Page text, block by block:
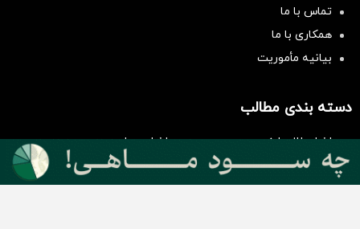
تماس با ما
همکاری با ما
بیانیه مأموریت
دسته بندی مطالب
اخبار طلا و ارز
اخبار سیاسی
اخبار بورس
اخبار مسکن
اخبار خودرو
اخبار تکنولوژی